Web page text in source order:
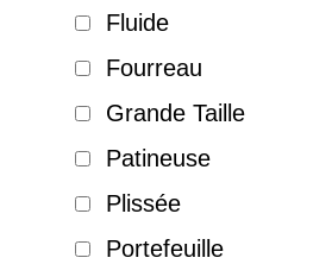
Fluide
Fourreau
Grande Taille
Patineuse
Plissée
Portefeuille